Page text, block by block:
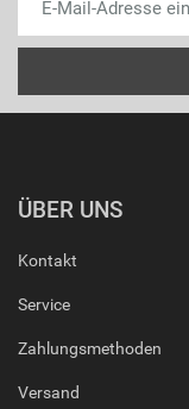
ÜBER UNS
Kontakt
Service
Zahlungsmethoden
Versand